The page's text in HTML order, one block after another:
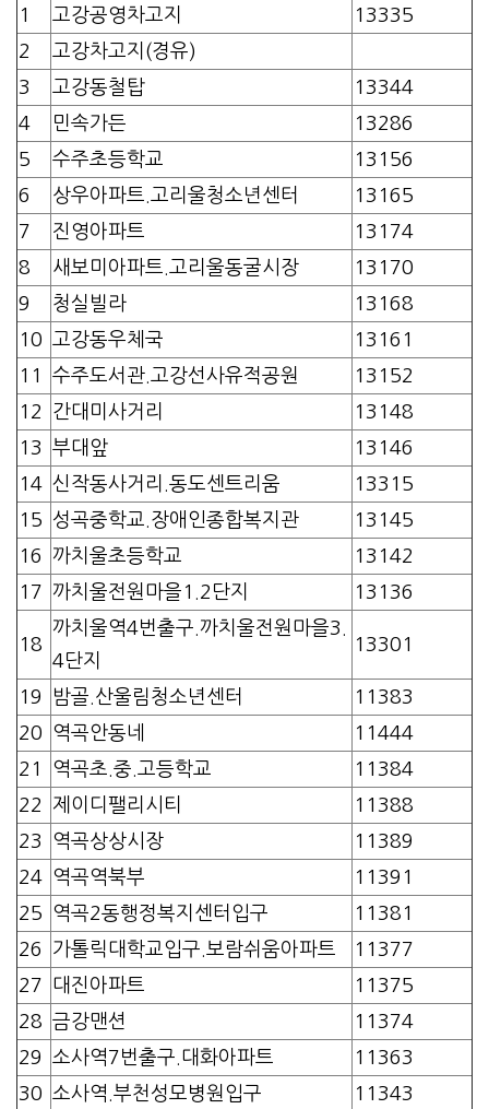
1
고강공영차고지
13335
2
고강차고지(경유)
3
고강동철탑
13344
4
민속가든
13286
5
수주초등학교
13156
6
상우아파트.고리울청소년센터
13165
7
진영아파트
13174
8
새보미아파트.고리울동굴시장
13170
9
청실빌라
13168
10
고강동우체국
13161
11
수주도서관.고강선사유적공원
13152
12
간대미사거리
13148
13
부대앞
13146
14 신작동사거리.동도센트리움
13315
15
성곡중학교.장애인종합복지관
13145
16
까치울초등학교
13142
17
까치울전원마을1.2단지 13136
18
까치울역4번출구.까치울전원마을3.
4단지
13301
19 밤골.산울림청소년센터
11383
20
역곡안동네
11444
21
역곡초.중.고등학교
11384
22
제이디팰리시티
11388
23
역곡상상시장
11389
24 역곡역북부
11391
25
역곡2동행정복지센터입구
11381
26
가톨릭대학교입구.보람쉬움아파트
11377
27
대진아파트
11375
28 금강맨션
11374
29
소사역7번출구.대화아파트
11363
30
소사역.부천성모병원입구 11343